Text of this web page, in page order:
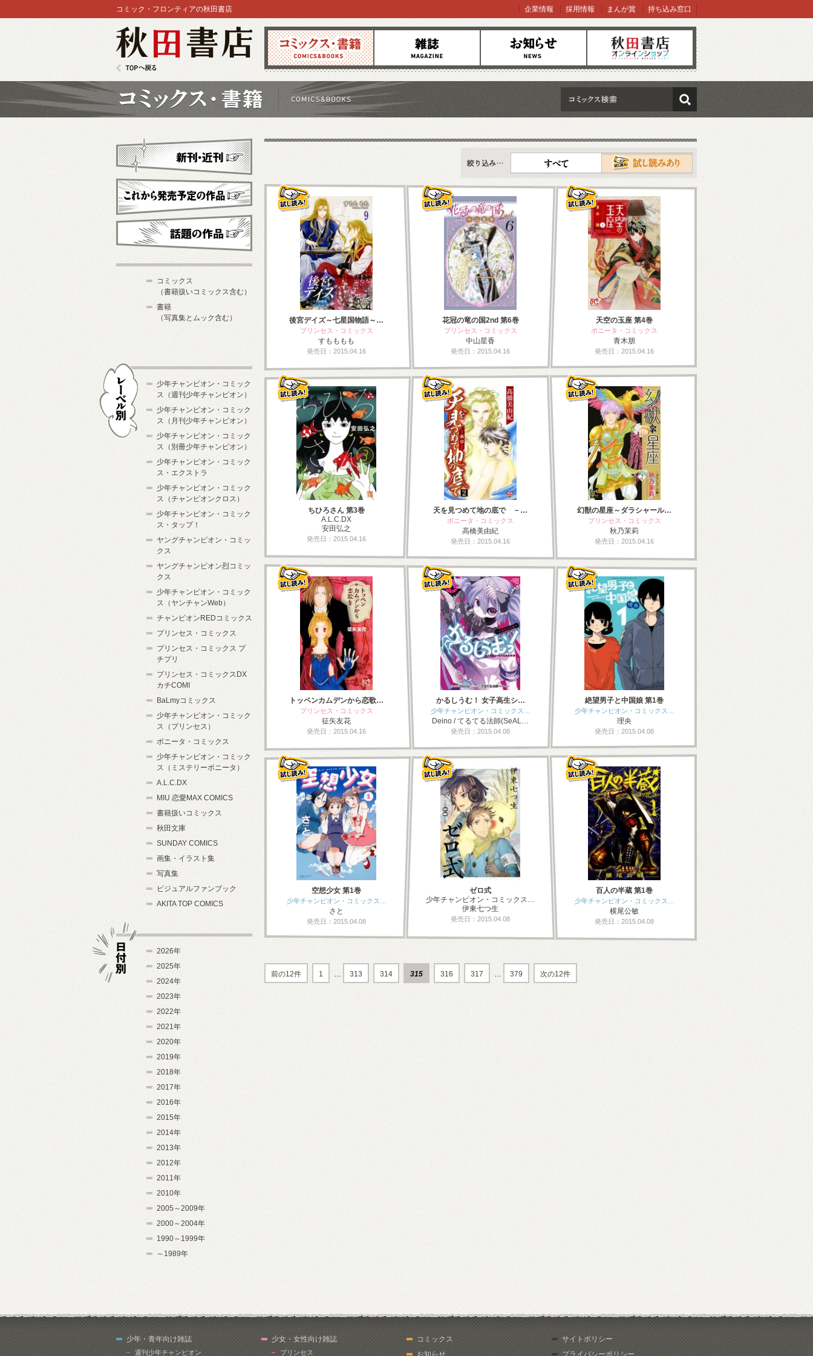
コミックス 雑誌 お知らせ オンラインショップ
コミック・フロンティアの秋田書店 企業情報 採用情報 まんが賞 持ち込み窓口
検索
新刊情報
すべて
後宮デイズ～七星国物語～…
プリンセス・コミックス
すもももも
発売日：2015.04.16
花冠の竜の国2nd 第6巻
プリンセス・コミックス
中山星香
発売日：2015.04.16
天空の玉座 第4巻
ボニータ・コミックス
青木朋
発売日：2015.04.16
ちひろさん 第3巻
A.L.C.DX
安田弘之
発売日：2015.04.16
天を見つめて地の底で －…
ボニータ・コミックス
高橋美由紀
発売日：2015.04.16
幻獣の星座～ダラシャール…
プリンセス・コミックス
秋乃茉莉
発売日：2015.04.16
トッペンカムデンから恋歌…
プリンセス・コミックス
征矢友花
発売日：2015.04.16
かるしうむ！ 女子高生シ…
少年チャンピオン・コミックス…
Deino / てるてる法師(SeAL…
発売日：2015.04.08
絶望男子と中国娘 第1巻
少年チャンピオン・コミックス…
理央
発売日：2015.04.08
空想少女 第1巻
少年チャンピオン・コミックス…
さと
発売日：2015.04.08
ゼロ式
少年チャンピオン・コミックス…
伊東七つ生
発売日：2015.04.08
百人の半蔵 第1巻
少年チャンピオン・コミックス…
横尾公敏
発売日：2015.04.08
前の12件 1 … 313 314 315 316 317 … 379 次の12件
新刊・近刊
これから発売予定
コミックス
（書籍扱いコミックス含む）
書籍
（写真集とムック含む）
少年チャンピオン・コミック
ス（週刊少年チャンピオン）
少年チャンピオン・コミック
ス（月刊少年チャンピオン）
少年チャンピオン・コミック
ス（別冊少年チャンピオン）
少年チャンピオン・コミック
ス・エクストラ
少年チャンピオン・コミック
ス（チャンピオンクロス）
少年チャンピオン・コミック
ス・タップ！
ヤングチャンピオン・コミッ
クス
ヤングチャンピオン烈コミッ
クス
少年チャンピオン・コミック
ス（ヤンチャンWeb）
チャンピオンREDコミックス
プリンセス・コミックス
プリンセス・コミックス プ
チプリ
プリンセス・コミックスDX
カチCOMI
BaLmyコミックス
少年チャンピオン・コミック
ス（プリンセス）
ボニータ・コミックス
少年チャンピオン・コミック
ス（ミステリーボニータ）
A.L.C.DX
MIU 恋愛MAX COMICS
書籍扱いコミックス
秋田文庫
SUNDAY COMICS
画集・イラスト集
写真集
ビジュアルファンブック
AKITA TOP COMICS
2026年
2025年
2024年
2023年
2022年
2021年
2020年
2019年
2018年
2017年
2016年
2015年
2014年
2013年
2012年
2011年
2010年
2005～2009年
2000～2004年
1990～1999年
～1989年
少年・青年向け雑誌
週刊少年チャンピオン
少女・女性向け雑誌
プリンセス
コミックス
お知らせ
サイトポリシー
プライバシーポリシー